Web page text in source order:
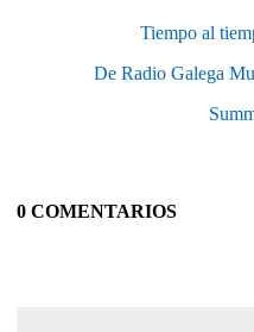
Tiempo al
De Radio Galega
0 COMENTARIOS